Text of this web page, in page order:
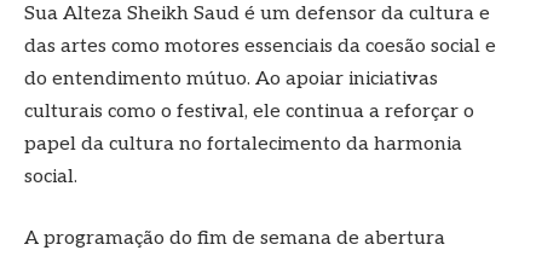
Sua Alteza Sheikh Saud é um defensor da cultura e
das artes como motores essenciais da coesão social e
do entendimento mútuo. Ao apoiar iniciativas
culturais como o festival, ele continua a reforçar o
papel da cultura no fortalecimento da harmonia
social.
A programação do fim de semana de abertura